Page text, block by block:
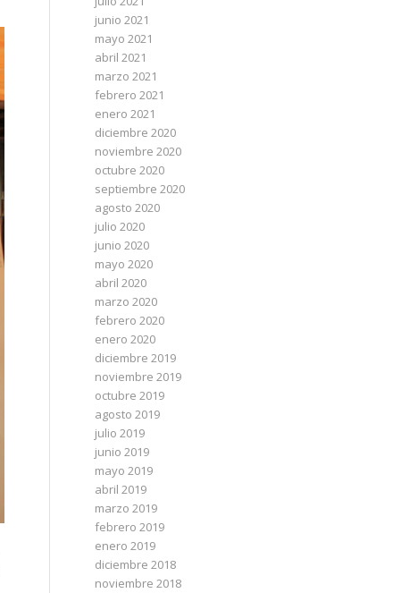
junio 2021
mayo 2021
abril 2021
marzo 2021
febrero 2021
enero 2021
diciembre 2020
noviembre 2020
octubre 2020
septiembre 2020
agosto 2020
julio 2020
junio 2020
mayo 2020
abril 2020
marzo 2020
febrero 2020
enero 2020
diciembre 2019
noviembre 2019
octubre 2019
agosto 2019
julio 2019
junio 2019
mayo 2019
abril 2019
marzo 2019
febrero 2019
enero 2019
diciembre 2018
noviembre 2018